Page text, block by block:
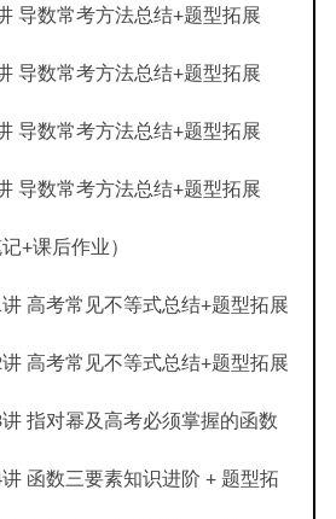
导数常考方法总结+题型拓展
导数常考方法总结+题型拓展
导数常考方法总结+题型拓展
导数常考方法总结+题型拓展
+课后作业）
讲 高考常见不等式总结+题型拓展
讲 高考常见不等式总结+题型拓展
讲 指对幂及高考必须掌握的函数
讲 函数三要素知识进阶 + 题型拓